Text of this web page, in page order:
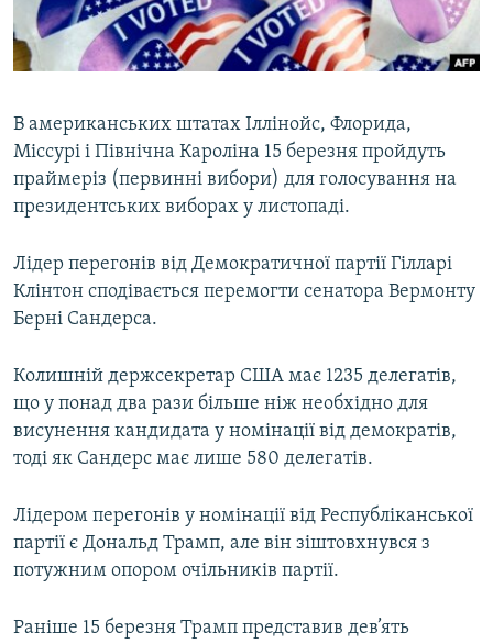
ВІДЕОУРОКИ «ELIFBE»
СВІДЧЕННЯ ОКУПАЦІЇ
ІНФОГРАФІКА
Русский
Qırımtatar
ДОЛУЧАЙСЯ!
В американських штатах Іллінойс, Флорида,
Міссурі і Північна Кароліна 15 березня пройдуть
праймеріз (первинні вибори) для голосування на
президентських виборах у листопаді.
Лідер перегонів від Демократичної партії Гілларі
Клінтон сподівається перемогти сенатора Вермонту
Берні Сандерса.
Колишній держсекретар США має 1235 делегатів,
що у понад два рази більше ніж необхідно для
висунення кандидата у номінації від демократів,
тоді як Сандерс має лише 580 делегатів.
Лідером перегонів у номінації від Республіканської
партії є Дональд Трамп, але він зіштовхнувся з
потужним опором очільників партії.
Раніше 15 березня Трамп представив дев’ять